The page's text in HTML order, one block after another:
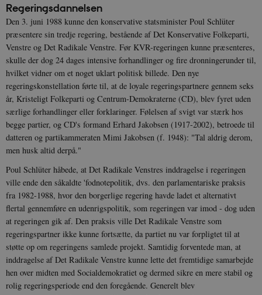
Regeringsdannelsen
Den 3. juni 1988 kunne den konservative statsminister Poul Schlüter
præsentere sin tredje regering, bestående af Det Konservative Folkeparti,
Venstre og Det Radikale Venstre. Før KVR-regeringen kunne præsenteres,
skulle der dog 24 dages intensive forhandlinger og fire dronningerunder til,
hvilket vidner om et noget uklart politisk billede. Den nye
regeringskonstellation førte til, at de loyale regeringspartnere gennem seks
år, Kristeligt Folkeparti og Centrum-Demokraterne (CD), blev fyret uden
særlige forhandlinger eller forklaringer. Følelsen af svigt var stærk hos
begge partier, og CD's formand Erhard Jakobsen (1917-2002), betroede til
datteren og partikammeraten Mimi Jakobsen (f. 1948): "Tal aldrig derom,
men husk altid derpå."
Poul Schlüter håbede, at Det Radikale Venstres inddragelse i regeringen
ville ende den såkaldte 'fodnotepolitik, dvs. den parlamentariske praksis
fra 1982-1988, hvor den borgerlige regering havde ladet et alternativt
flertal gennemføre en udenrigspolitik, som regeringen var imod - dog uden
at regeringen gik af. Den praksis ville Det Radikale Venstre som
regeringspartner ikke kunne fortsætte, da partiet nu var forpligtet til at
støtte op om regeringens samlede projekt. Samtidig forventede man, at
inddragelse af Det Radikale Venstre kunne lette det fremtidige samarbejde
hen over midten med Socialdemokratiet og dermed sikre en mere stabil og
rolig regeringsperiode end den foregående. Generelt blev